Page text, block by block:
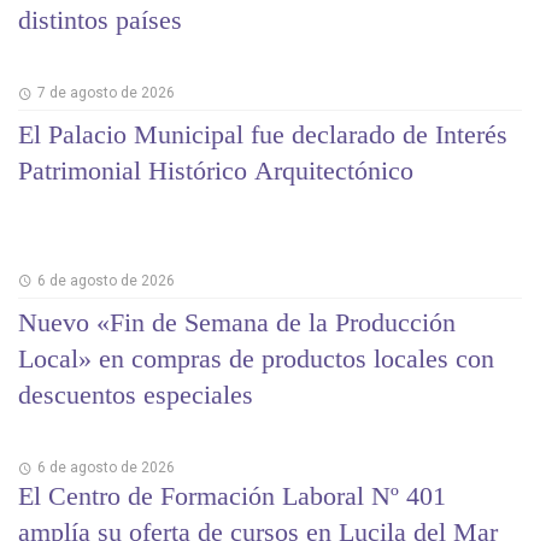
distintos países
7 de agosto de 2026
El Palacio Municipal fue declarado de Interés
Patrimonial Histórico Arquitectónico
6 de agosto de 2026
Nuevo «Fin de Semana de la Producción
Local» en compras de productos locales con
descuentos especiales
6 de agosto de 2026
El Centro de Formación Laboral Nº 401
amplía su oferta de cursos en Lucila del Mar